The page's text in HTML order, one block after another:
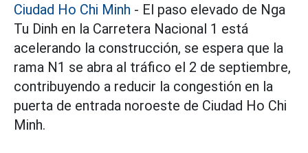
Ciudad Ho Chi Minh - El paso elevado de Nga
Tu Dinh en la Carretera Nacional 1 está
acelerando la construcción, se espera que la
rama N1 se abra al tráfico el 2 de septiembre,
contribuyendo a reducir la congestión en la
puerta de entrada noroeste de Ciudad Ho Chi
Minh.